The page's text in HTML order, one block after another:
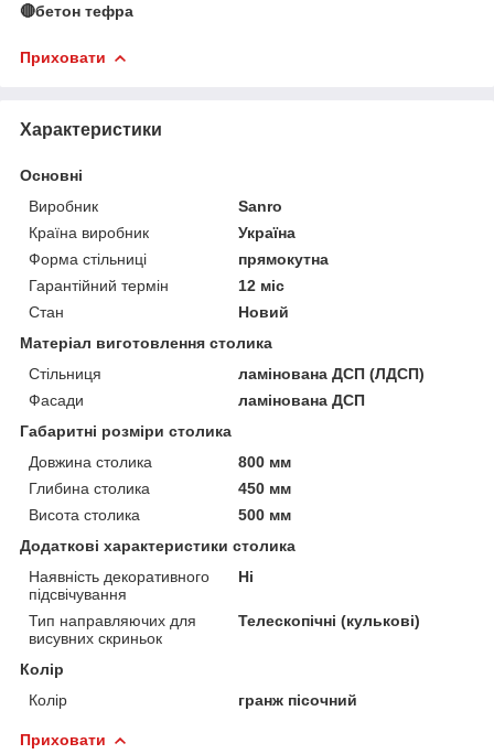
🔴бетон тефра
Приховати
Характеристики
Основні
Виробник
Sanro
Країна виробник
Україна
Форма стільниці
прямокутна
Гарантійний термін
12 міс
Стан
Новий
Матеріал виготовлення столика
Стільниця
ламінована ДСП (ЛДСП)
Фасади
ламінована ДСП
Габаритні розміри столика
Довжина столика
800 мм
Глибина столика
450 мм
Висота столика
500 мм
Додаткові характеристики столика
Наявність декоративного
підсвічування
Ні
Тип направляючих для
висувних скриньок
Телескопічні (кулькові)
Колір
Колір
гранж пісочний
Приховати